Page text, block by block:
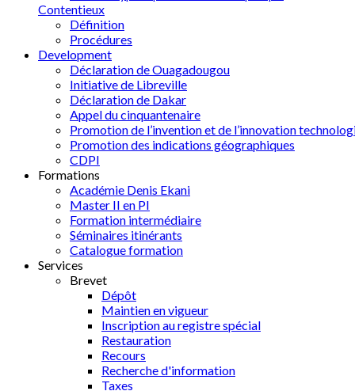
Contentieux
Définition
Procédures
Development
Déclaration de Ouagadougou
Initiative de Libreville
Déclaration de Dakar
Appel du cinquantenaire
Promotion de l’invention et de l’innovation
Promotion des indications géographiques
CDPI
Formations
Académie Denis Ekani
Master II en PI
Formation intermédiaire
Séminaires itinérants
Catalogue formation
Services
Brevet
Dépôt
Maintien en vigueur
Inscription au registre spécial
Restauration
Recours
Recherche d'information
Taxes